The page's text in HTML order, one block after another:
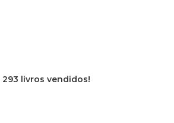
293 livros vendidos!